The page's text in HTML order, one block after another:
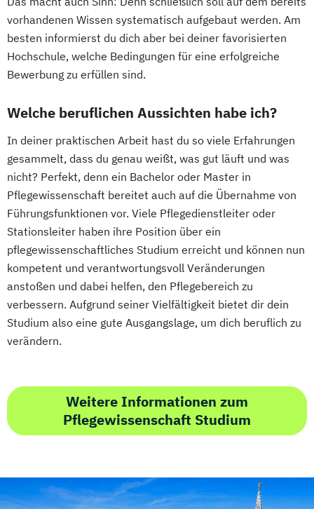
vorhandenen Wissen systematisch aufgebaut werden. Am
besten informierst du dich aber bei deiner favorisierten
Hochschule, welche Bedingungen für eine erfolgreiche
Bewerbung zu erfüllen sind.
Welche beruflichen Aussichten habe ich?
In deiner praktischen Arbeit hast du so viele Erfahrungen
gesammelt, dass du genau weißt, was gut läuft und was
nicht? Perfekt, denn ein Bachelor oder Master in
Pflegewissenschaft bereitet auch auf die Übernahme von
Führungsfunktionen vor. Viele Pflegedienstleiter oder
Stationsleiter haben ihre Position über ein
pflegewissenschaftliches Studium erreicht und können nun
kompetent und verantwortungsvoll Veränderungen
anstoßen und dabei helfen, den Pflegebereich zu
verbessern. Aufgrund seiner Vielfältigkeit bietet dir dein
Studium also eine gute Ausgangslage, um dich beruflich zu
verändern.
Weitere Informationen zum
Pflegewissenschaft Studium